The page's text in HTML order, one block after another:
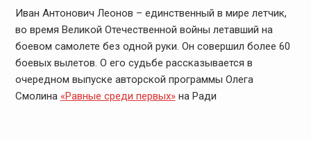
Иван Антонович Леонов – единственный в мире летчик,
во время Великой Отечественной войны летавший на
боевом самолете без одной руки. Он совершил более 60
боевых вылетов. О его судьбе рассказывается в
очередном выпуске авторской программы Олега
Смолина «Равные среди первых»на Ради